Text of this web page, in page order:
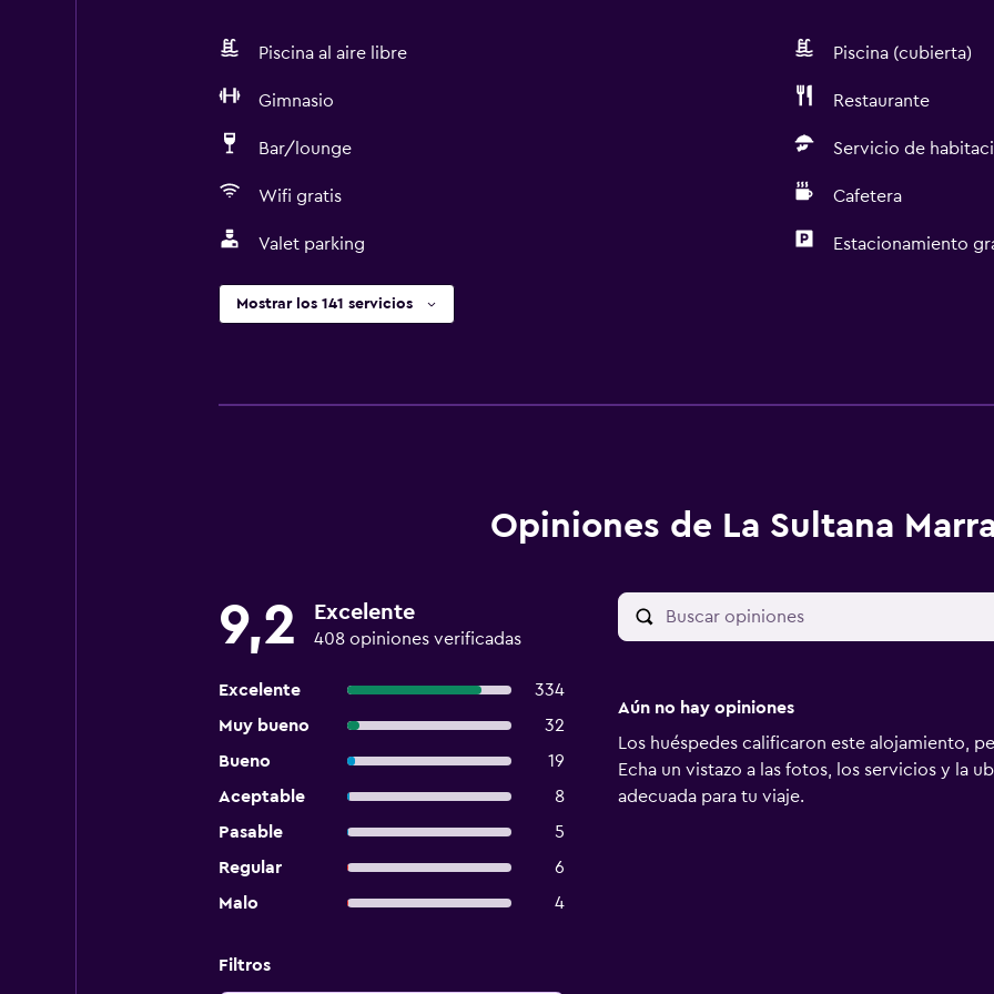
Piscina al aire libre Piscina (cubierta)
Gimnasio Restaurante
Bar/lounge Servicio de
Wifi gratis Cafetera
Valet parking Estacionamiento
Mostrar los 141 servicios
Opiniones de La Sultana
9,2 Excelente
408 opiniones verificadas
Excelente
334
Muy bueno
32
Bueno
19
Aceptable
8
Pasable
5
Regular
6
Malo
4
Filtros
Aún no hay opiniones
Los huéspedes calificaron este alojamiento,
Echa un vistazo a las fotos, los servicios y la
adecuada para tu viaje.